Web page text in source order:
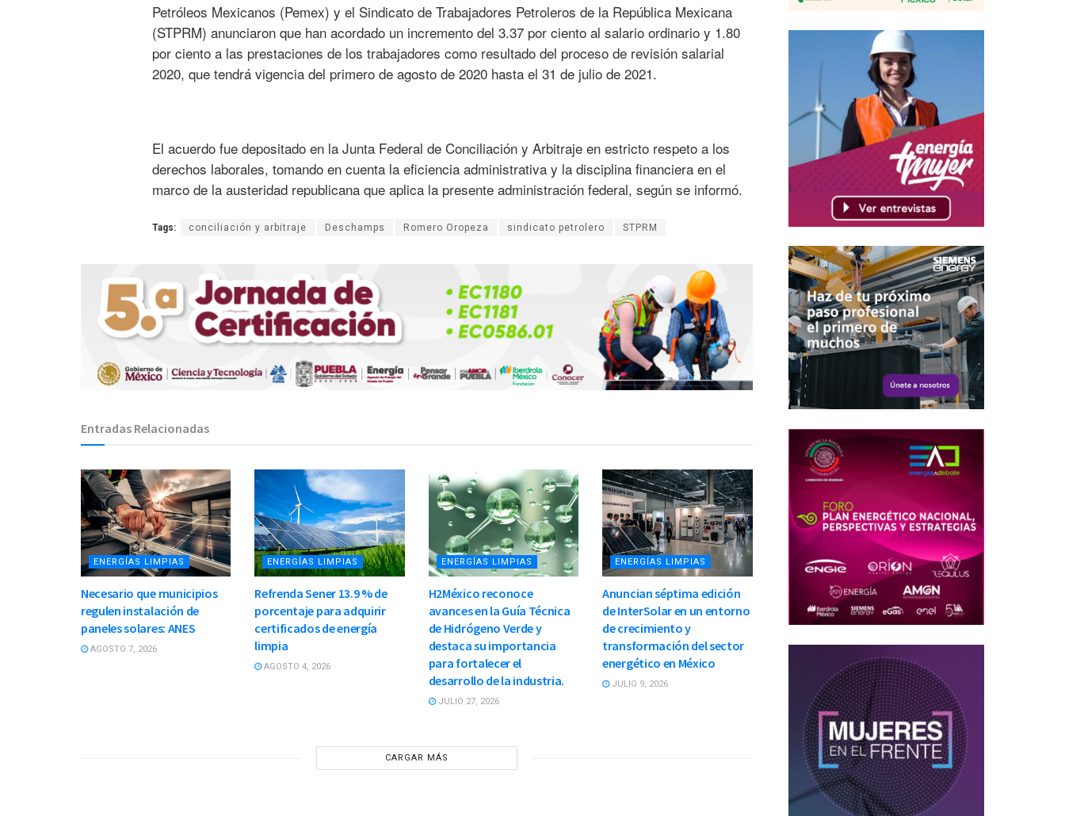
Petróleos Mexicanos (Pemex) y el Sindicato de Trabajadores Petroleros de la República Mexicana
(STPRM) anunciaron que han acordado un incremento del 3.37 por ciento al salario ordinario y 1.80
por ciento a las prestaciones de los trabajadores como resultado del proceso de revisión salarial
2020, que tendrá vigencia del primero de agosto de 2020 hasta el 31 de julio de 2021.
El acuerdo fue depositado en la Junta Federal de Conciliación y Arbitraje en estricto respeto a los
derechos laborales, tomando en cuenta la eficiencia administrativa y la disciplina financiera en el
marco de la austeridad republicana que aplica la presente administración federal, según se informó.
Tags: conciliación y arbitraje Deschamps Romero Oropeza sindicato petrolero STPRM
Entradas Relacionadas
ENERGÍAS LIMPIAS
Necesario que municipios
regulen instalación de
paneles solares: ANES
AGOSTO 7, 2026
ENERGÍAS LIMPIAS
Refrenda Sener 13.9 % de
porcentaje para adquirir
certificados de energía
limpia
AGOSTO 4, 2026
ENERGÍAS LIMPIAS
H2México reconoce
avances en la Guía Técnica
de Hidrógeno Verde y
destaca su importancia
para fortalecer el
desarrollo de la industria.
JULIO 27, 2026
ENERGÍAS LIMPIAS
Anuncian séptima edición
de InterSolar en un entorno
de crecimiento y
transformación del sector
energético en México
JULIO 9, 2026
CARGAR MÁS